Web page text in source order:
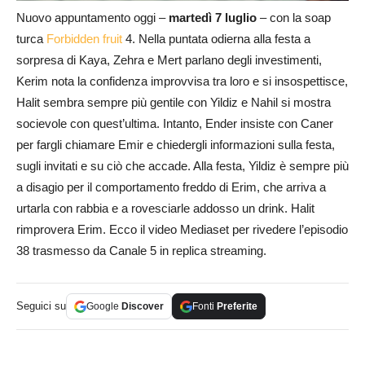
Nuovo appuntamento oggi – martedì 7 luglio – con la soap
turca Forbidden fruit 4. Nella puntata odierna alla festa a
sorpresa di Kaya, Zehra e Mert parlano degli investimenti,
Kerim nota la confidenza improvvisa tra loro e si insospettisce,
Halit sembra sempre più gentile con Yildiz e Nahil si mostra
socievole con quest’ultima. Intanto, Ender insiste con Caner
per fargli chiamare Emir e chiedergli informazioni sulla festa,
sugli invitati e su ciò che accade. Alla festa, Yildiz è sempre più
a disagio per il comportamento freddo di Erim, che arriva a
urtarla con rabbia e a rovesciarle addosso un drink. Halit
rimprovera Erim. Ecco il video Mediaset per rivedere l’episodio
38 trasmesso da Canale 5 in replica streaming.
Seguici su Google Discover Fonti Preferite